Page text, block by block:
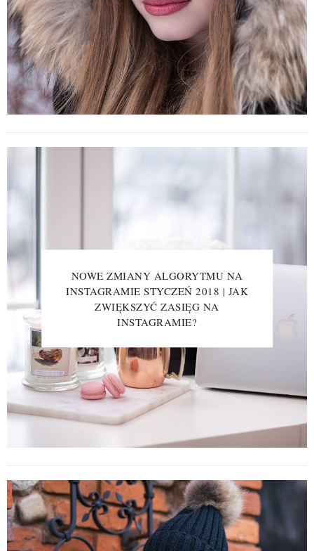
NOWE ZMIANY ALGORYTMU NA
INSTAGRAMIE STYCZEŃ 2018 | JAK
ZWIĘKSZYĆ ZASIĘG NA
INSTAGRAMIE?